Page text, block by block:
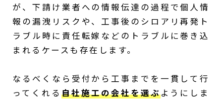
が、下請け業者への情報伝達の過程で個人情
報の漏洩リスクや、工事後のシロアリ再発ト
ラブル時に責任転嫁などのトラブルに巻き込
まれるケースも存在します。
なるべくなら受付から工事までを一貫して行
ってくれる 自社施工の会社を選ぶようにしま